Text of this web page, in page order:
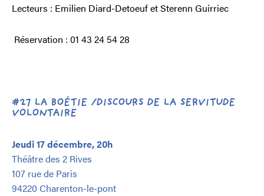
Lecteurs : Emilien Diard-Detoeuf et Sterenn Guirriec
Réservation : 01 43 24 54 28
#27 LA BOÉTIE /DISCOURS DE LA SERVITUDE
VOLONTAIRE
Jeudi 17 décembre, 20h
Théâtre des 2 Rives
107 rue de Paris
94220 Charenton-le-pont